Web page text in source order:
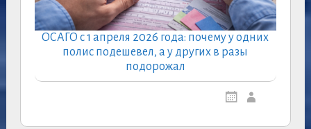
ОСАГО с 1 апреля 2026 года: почему у одних
полис подешевел, а у других в разы
подорожал